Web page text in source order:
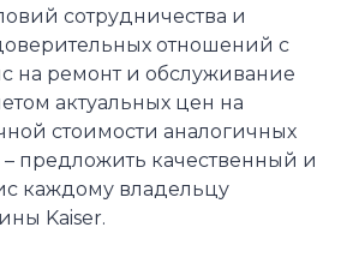
сотрудничества и
отношений с
на ремонт и обслуживание
актуальных цен на
стоимости аналогичных
предложить качественный и
каждому владельцу
Kaiser.